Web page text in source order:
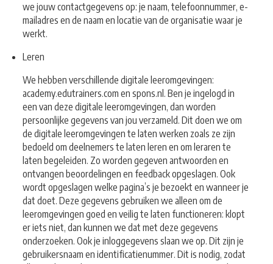
we jouw contactgegevens op: je naam, telefoonnummer, e-
mailadres en de naam en locatie van de organisatie waar je
werkt.
Leren
We hebben verschillende digitale leeromgevingen:
academy.edutrainers.com en spons.nl. Ben je ingelogd in
een van deze digitale leeromgevingen, dan worden
persoonlijke gegevens van jou verzameld. Dit doen we om
de digitale leeromgevingen te laten werken zoals ze zijn
bedoeld om deelnemers te laten leren en om leraren te
laten begeleiden. Zo worden gegeven antwoorden en
ontvangen beoordelingen en feedback opgeslagen. Ook
wordt opgeslagen welke pagina’s je bezoekt en wanneer je
dat doet. Deze gegevens gebruiken we alleen om de
leeromgevingen goed en veilig te laten functioneren: klopt
er iets niet, dan kunnen we dat met deze gegevens
onderzoeken. Ook je inloggegevens slaan we op. Dit zijn je
gebruikersnaam en identificatienummer. Dit is nodig, zodat